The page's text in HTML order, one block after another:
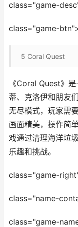
class="game-
class="game-
5 Coral Quest
《Coral Quest》
蒂、克洛伊和朋友
无尽模式，玩家需
画面精美，操作简
戏通过清理海洋垃
乐趣和挑战。
class="game-
class="name-
class="game-